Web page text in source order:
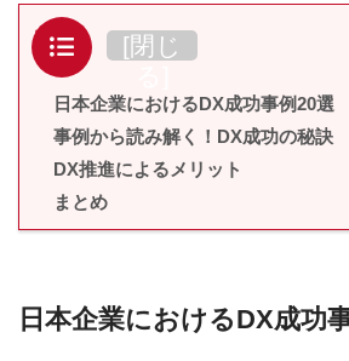
目次 [閉じ
日本企業におけるDX成功事例20選
事例から読み解く！DX成功の秘訣
DX推進によるメリット
まとめ
日本企業におけるDX成功